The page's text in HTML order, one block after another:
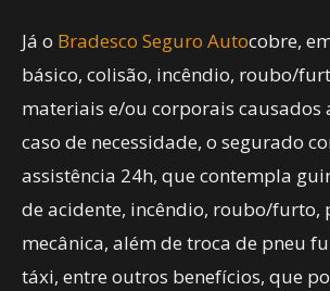
Já o Bradesco Seguro Autocobre,
básico, colisão, incêndio, roubo/
materiais e/ou corporais causados
caso de necessidade, o segurado
assistência 24h, que contempla
de acidente, incêndio, roubo/furto,
mecânica, além de troca de pneu
táxi, entre outros benefícios, que